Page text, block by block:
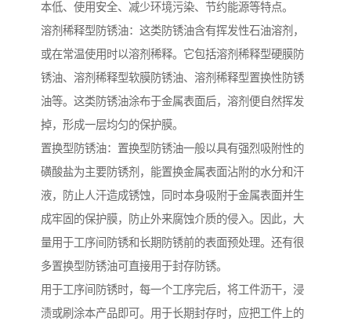
本低、使用安全、减少环境污染、节约能源等特点。
溶剂稀释型防锈油：这类防锈油含有挥发性石油溶剂，
或在常温使用时以溶剂稀释。它包括溶剂稀释型硬膜防
锈油、溶剂稀释型软膜防锈油、溶剂稀释型置换性防锈
油等。这类防锈油涂布于金属表面后，溶剂便自然挥发
掉，形成一层均匀的保护膜。
置换型防锈油：置换型防锈油一般以具有强烈吸附性的
磺酸盐为主要防锈剂，能置换金属表面沾附的水分和汗
液，防止人汗造成锈蚀，同时本身吸附于金属表面并生
成牢固的保护膜，防止外来腐蚀介质的侵入。因此，大
量用于工序间防锈和长期防锈前的表面预处理。还有很
多置换型防锈油可直接用于封存防锈。
用于工序间防锈时，每一个工序完后，将工件沥干，浸
渍或刷涂本产品即可。用于长期封存时，应把工件上的